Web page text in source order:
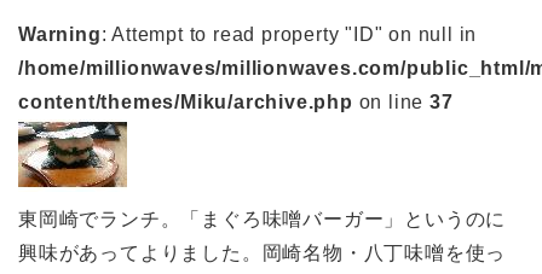
Warning: Attempt to read property "ID" on null in
/home/millionwaves/millionwaves.com/public_html/
content/themes/Miku/archive.php on line37
東岡崎でランチ。「まぐろ味噌バーガー」というのに
興味があってよりました。岡崎名物・八丁味噌を使っ